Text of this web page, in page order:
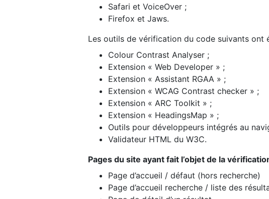
Safari et VoiceOver ;
Firefox et Jaws.
Les outils de vérification du code suivants
Colour Contrast Analyser ;
Extension « Web Developer » ;
Extension « Assistant RGAA » ;
Extension « WCAG Contrast checker » ;
Extension « ARC Toolkit » ;
Extension « HeadingsMap » ;
Outils pour développeurs intégrés au
Validateur HTML du W3C.
Pages du site ayant fait l’objet de la
Page d’accueil / défaut (hors recherche)
Page d’accueil recherche / liste des